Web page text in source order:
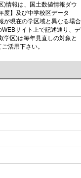
)情報は、国土数値情報ダウ
度】及び中学校区データ
が現在の学区域と異なる場合
サイト上で記述通り、デ
学区)は毎年見直しの対象と
活用下さい。